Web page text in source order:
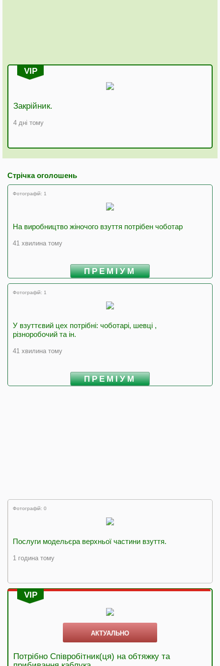
VIP
Закрійник.
4 дні тому
Стрічка оголошень
Фотографій: 1
На виробництво жіночого взуття потрібен чоботар
41 хвилина тому
ПРЕМІУМ
Фотографій: 1
У взуттєвий цех потрібні: чоботарі, шевці ,
різноробочий та ін.
41 хвилина тому
ПРЕМІУМ
Фотографій: 0
Послуги модельєра верхньої частини взуття.
1 година тому
VIP
АКТУАЛЬНО
Потрібно Співробітник(ця) на обтяжку та